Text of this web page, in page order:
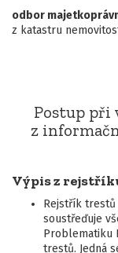
odbor
z katastru
Postup při
z
Výpis z
Rejstřík trestů
soustřeďuje
Problematiku
trestů. Jedná